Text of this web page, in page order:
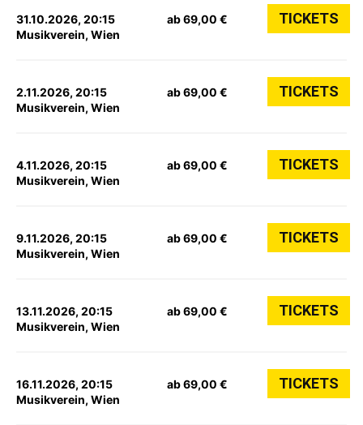
31.10.2026, 20:15
Musikverein, Wien
ab 69,00 € TICKETS
2.11.2026, 20:15
Musikverein, Wien
ab 69,00 € TICKETS
4.11.2026, 20:15
Musikverein, Wien
ab 69,00 € TICKETS
9.11.2026, 20:15
Musikverein, Wien
ab 69,00 € TICKETS
13.11.2026, 20:15
Musikverein, Wien
ab 69,00 € TICKETS
16.11.2026, 20:15
Musikverein, Wien
ab 69,00 € TICKETS